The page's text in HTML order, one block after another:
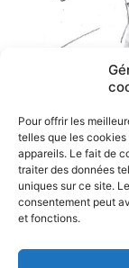
Pour offrir les
telles que les
appareils. Le fait de
traiter des données
uniques sur ce site.
consentement peut
et fonctions.